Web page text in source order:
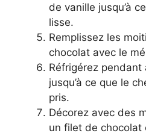
de vanille jusqu’à
lisse.
Remplissez les
chocolat avec le
Réfrigérez pendant
jusqu’à ce que le
pris.
Décorez avec des
un filet de chocolat